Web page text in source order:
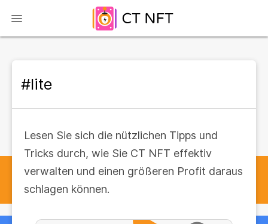
#lite
Lesen Sie sich die nützlichen Tipps und
Tricks durch, wie Sie CT NFT effektiv
verwalten und einen größeren Profit daraus
schlagen können.